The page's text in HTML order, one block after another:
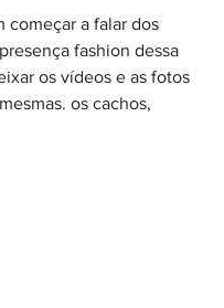
começar a falar dos
fashion dessa
os vídeos e as fotos
os cachos,